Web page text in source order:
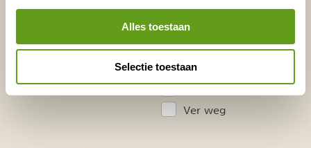
Alles toestaan
Selectie toestaan
E-mailadres* Waar ligt je interesse?
Nederland
Ver weg